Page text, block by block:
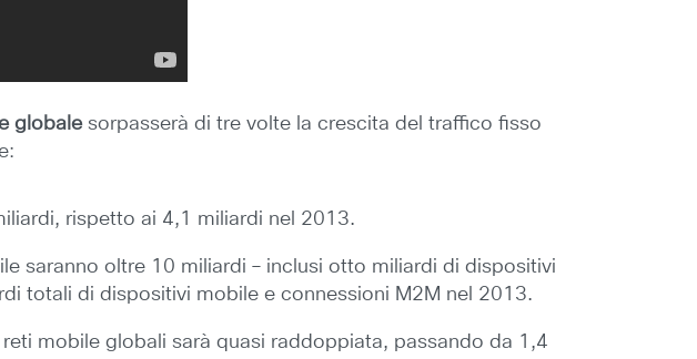
globalesorpasserà di tre volte la crescita del traffico fisso
rispetto ai 4,1 miliardi nel 2013.
saranno oltre 10 miliardi – inclusi otto miliardi di dispositivi
totali di dispositivi mobile e connessioni M2M nel 2013.
mobile globali sarà quasi raddoppiata, passando da 1,4